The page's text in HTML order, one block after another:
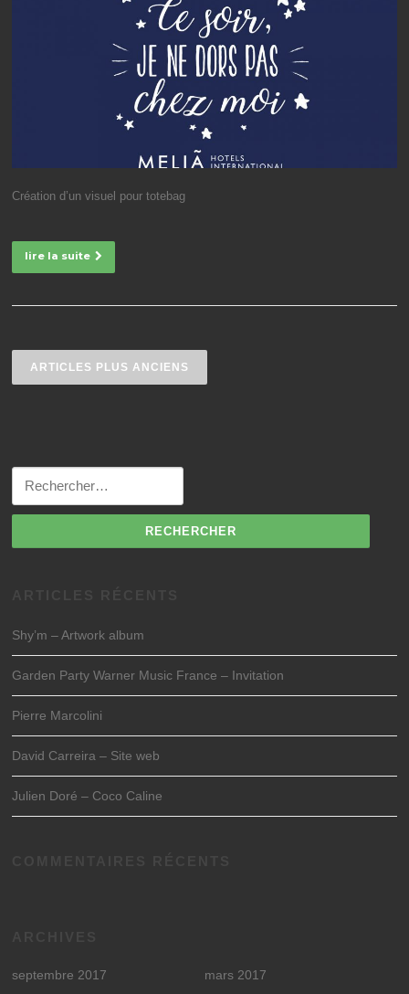
Création d’un visuel pour totebag
lire la suite
ARTICLES PLUS ANCIENS
Shy’m – Artwork album
Garden Party Warner Music France – Invitation
Pierre Marcolini
David Carreira – Site web
Julien Doré – Coco Caline
septembre 2017
mars 2017